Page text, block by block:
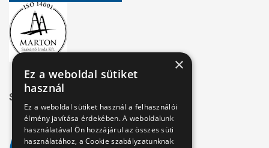
Széchenyi 2020
×
Ez a weboldal sütiket
használ
Ez a weboldal sütiket használ a felhasználói
élmény javítása érdekében. A weboldalunk
használatával Ön hozzájárul az összes süti
használatához, a Cookie szabályzatunknak